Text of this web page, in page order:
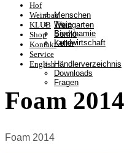
Hof
Menschen
Tiere
Biodynamie
Landwirtschaft
Weinbau
Weingarten
Somlò
Keller
KLUB
Shop
Kontakt
Service
Händlerverzeichnis
Downloads
Fragen
English
Foam 2014
Foam 2014